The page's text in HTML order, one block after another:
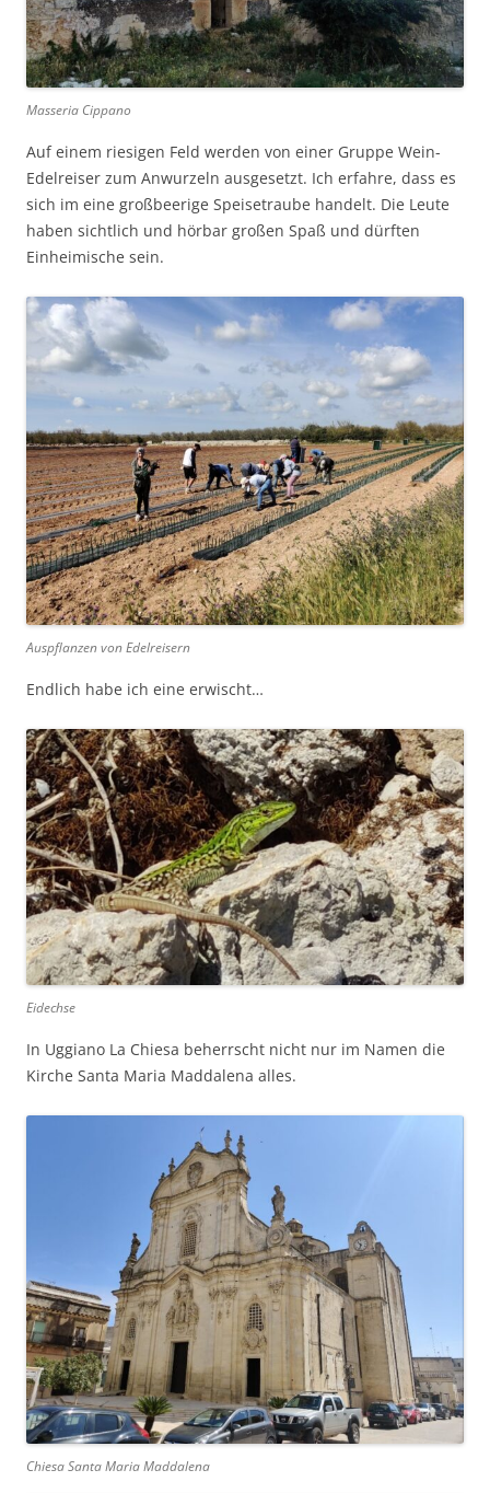
Masseria Cippano
Auf einem riesigen Feld werden von einer Gruppe Wein-
Edelreiser zum Anwurzeln ausgesetzt. Ich erfahre, dass es
sich im eine großbeerige Speisetraube handelt. Die Leute
haben sichtlich und hörbar großen Spaß und dürften
Einheimische sein.
Auspflanzen von Edelreisern
Endlich habe ich eine erwischt…
Eidechse
In Uggiano La Chiesa beherrscht nicht nur im Namen die
Kirche Santa Maria Maddalena alles.
Chiesa Santa Maria Maddalena